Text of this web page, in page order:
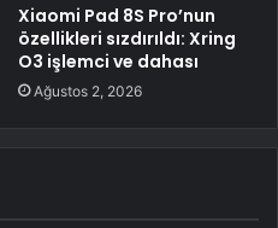
Xiaomi Pad 8S Pro’nun
özellikleri sızdırıldı: Xring
O3 işlemci ve dahası
Ağustos 2, 2026